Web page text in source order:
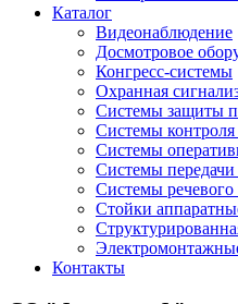
Каталог
Видеонаблюдение
Досмотровое
Конгресс-системы
Охранная
Системы защиты
Системы
Системы
Системы
Системы
Стойки
Контакты